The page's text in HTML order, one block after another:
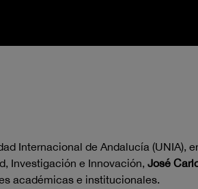
Internacional de Andalucía (UNIA),
Investigación e Innovación, José
académicas e institucionales.